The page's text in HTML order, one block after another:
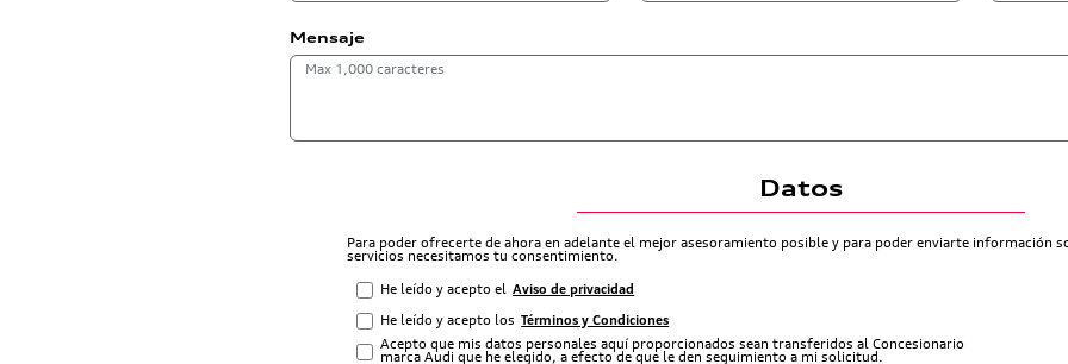
Mensaje
Datos
Para poder ofrecerte de ahora en adelante el mejor asesoramiento posible y para poder enviarte información
servicios necesitamos tu consentimiento.
He leído y acepto el Aviso de privacidad
He leído y acepto los Términos y Condiciones
Acepto que mis datos personales aquí proporcionados sean transferidos al Concesionario
marca Audi que he elegido, a efecto de que le den seguimiento a mi solicitud.